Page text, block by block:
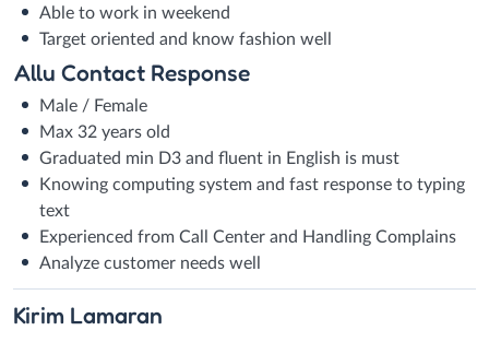
Able to work in weekend
Target oriented and know fashion well
Allu Contact Response
Male / Female
Max 32 years old
Graduated min D3 and fluent in English is must
Knowing computing system and fast response to typing
text
Experienced from Call Center and Handling Complains
Analyze customer needs well
Kirim Lamaran